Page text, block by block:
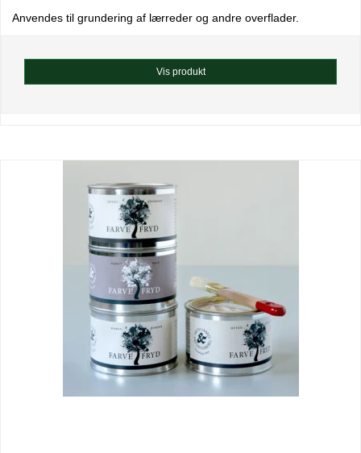
Anvendes til grundering af lærreder og andre overflader.
Vis produkt